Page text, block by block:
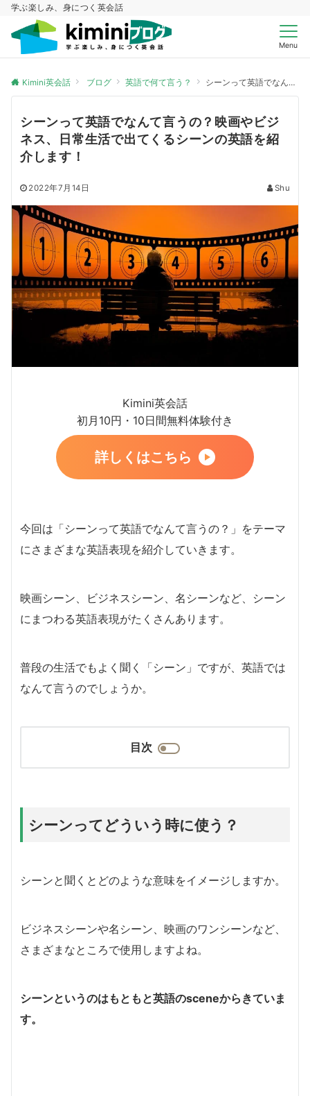
学ぶ楽しみ、身につく英会話
Menu
Kimini英会話 ブログ 英語で何て言う？ シーンって英語でなんて言うの？映画やビジネス、日常生活で出てくるシーンの英語を紹介します！
シーンって英語でなんて言うの？映画やビジ
ネス、日常生活で出てくるシーンの英語を紹
介します！
2022年7月14日 Shu
Kimini英会話
初月10円・10日間無料体験付き
詳しくはこちら
今回は「シーンって英語でなんて言うの？」をテーマ
にさまざまな英語表現を紹介していきます。
映画シーン、ビジネスシーン、名シーンなど、シーン
にまつわる英語表現がたくさんあります。
普段の生活でもよく聞く「シーン」ですが、英語では
なんて言うのでしょうか。
目次
シーンってどういう時に使う？
シーンと聞くとどのような意味をイメージしますか。
ビジネスシーンや名シーン、映画のワンシーンなど、
さまざまなところで使用しますよね。
シーンというのはもともと英語のsceneからきていま
す。